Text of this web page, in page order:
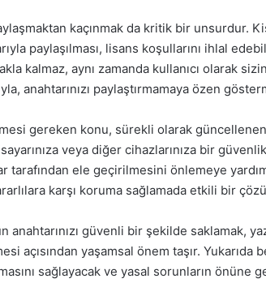
kaçınmak da kritik bir unsurdur.
paylaşılması, lisans koşullarını ihlal
kalmaz, aynı zamanda kullanıcı olarak
anahtarınızı paylaştırmamaya özen
gereken konu, sürekli olarak güncellenen
veya diğer cihazlarınıza bir
tarafından ele geçirilmesini önlemeye
karşı koruma sağlamada etkili bir
anahtarınızı güvenli bir şekilde saklamak,
açısından yaşamsal önem taşır.
sağlayacak ve yasal sorunların önüne